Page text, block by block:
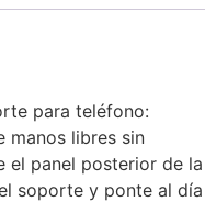
para teléfono:
manos libres sin
el panel posterior de la
soporte y ponte al día